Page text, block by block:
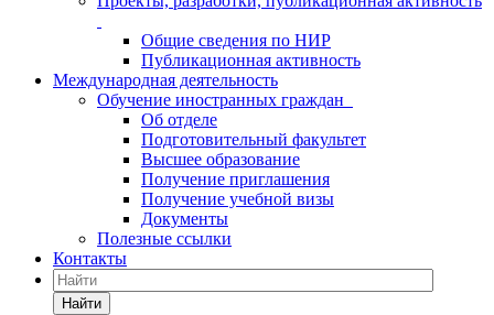
Общие сведения по НИР
Публикационная активность
Международная деятельность
Обучение иностранных граждан
Об отделе
Подготовительный факультет
Высшее образование
Получение приглашения
Получение учебной визы
Документы
Полезные ссылки
Контакты
Найти